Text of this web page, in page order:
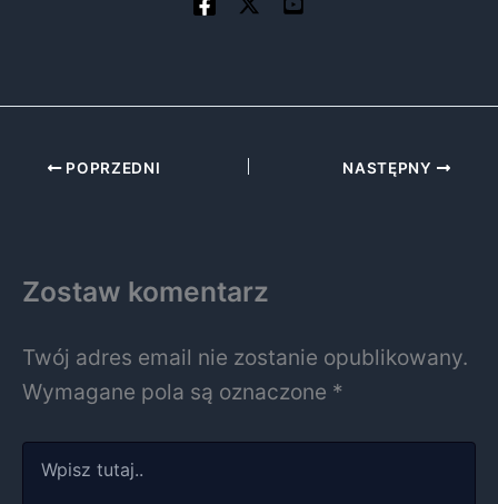
POPRZEDNI NASTĘPNY
Zostaw komentarz
Twój adres email nie zostanie opublikowany.
Wymagane pola są oznaczone *
tutaj..